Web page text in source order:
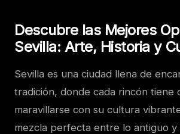
Descubre las Mejores
Sevilla: Arte, Historia y
Sevilla es una ciudad llena de
tradición, donde cada rincón tiene
maravillarse con su cultura
mezcla perfecta entre lo antiguo y